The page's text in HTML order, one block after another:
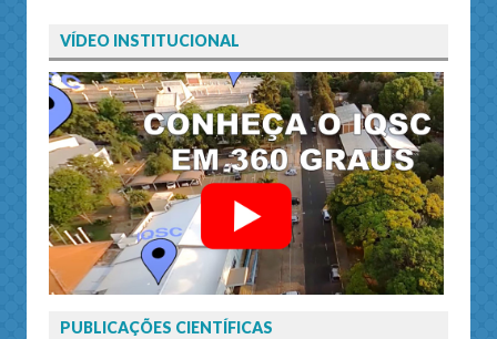
VÍDEO INSTITUCIONAL
PUBLICAÇÕES CIENTÍFICAS